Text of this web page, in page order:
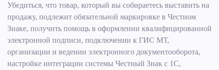
Убедиться, что товар, который вы собираетесь выставить на
продажу, подлежит обязательной маркировке в Честном
Знаке, получить помощь в оформлении квалифицированной
электронной подписи, подключении к ГИС МТ,
организации и ведении электронного документооборота,
настройке интеграции системы Честный Знак с 1С,